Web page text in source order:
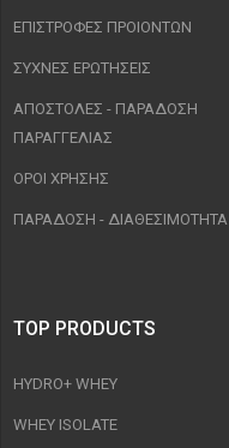
ΕΠΙΣΤΡΟΦΈΣ ΠΡΟΙΟΝΤΩΝ
ΣΥΧΝΈΣ ΕΡΩΤΉΣΕΙΣ
ΑΠΟΣΤΟΛΈΣ - ΠΑΡΆΔΟΣΗ
ΠΑΡΑΓΓΕΛΊΑΣ
ΟΡΟΙ ΧΡΉΣΗΣ
ΠΑΡΑΔΟΣΗ - ΔΙΑΘΕΣΙΜΌΤΗΤΑ
TOP PRODUCTS
HYDRO+ WHEY
WHEY ISOLATE